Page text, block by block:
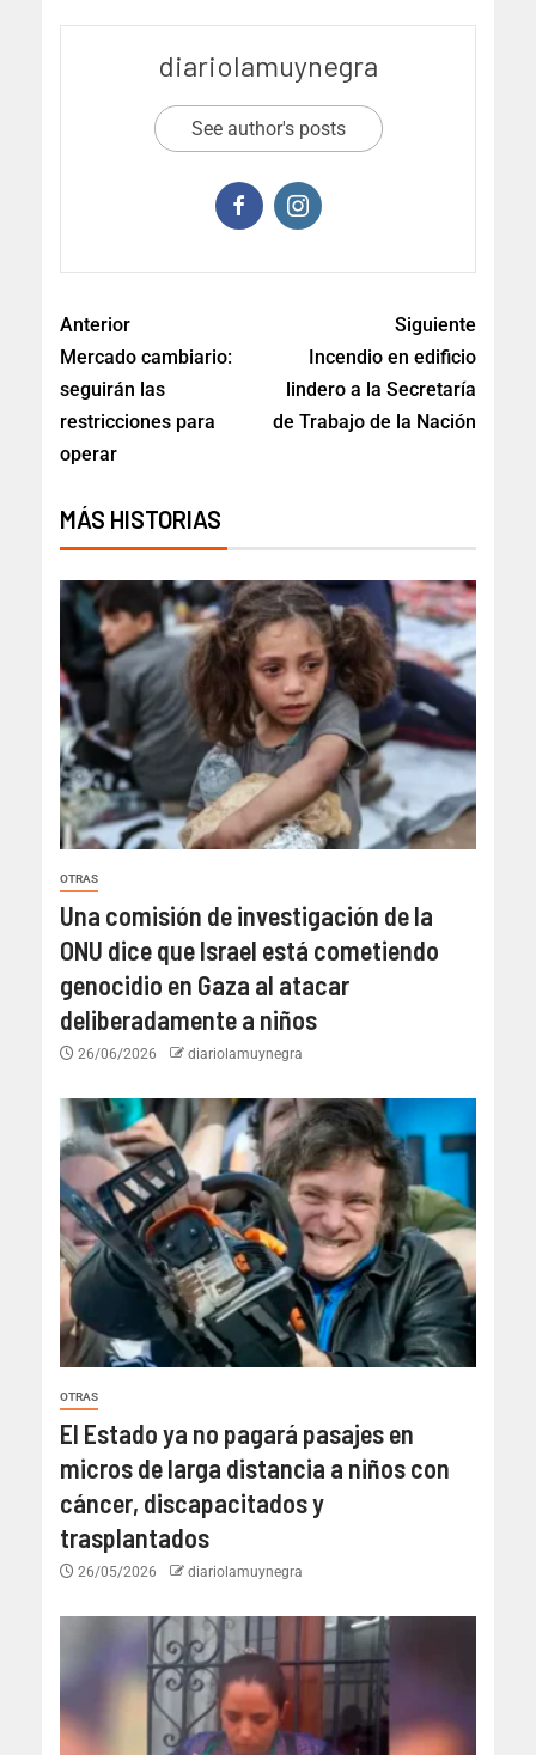
diariolamuynegra
See author's posts
Anterior
Mercado cambiario:
seguirán las
restricciones para
operar
Siguiente
Incendio en edificio
lindero a la Secretaría
de Trabajo de la Nación
MÁS HISTORIAS
OTRAS
Una comisión de investigación de la
ONU dice que Israel está cometiendo
genocidio en Gaza al atacar
deliberadamente a niños
26/06/2026 diariolamuynegra
OTRAS
El Estado ya no pagará pasajes en
micros de larga distancia a niños con
cáncer, discapacitados y
trasplantados
26/05/2026 diariolamuynegra